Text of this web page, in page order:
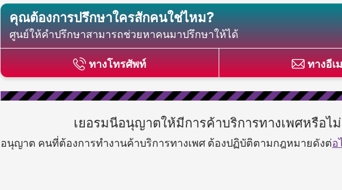
คุณต้องการปรึกษาใครสักคนใช่ไหม?
ศูนย์ให้คำปรึกษาสามารถช่วยหาคนมาปรึกษาให้ได้
ทางโทรศัพท์ ทางอีเ
เยอรมนีอนุญาตให้มีการค้าบริการทางเพศหรือไ
อนุญาต คนที่ต้องการทำงานค้าบริการทางเพศ ต้องปฏิบัติตามกฎหมายดังต่อ